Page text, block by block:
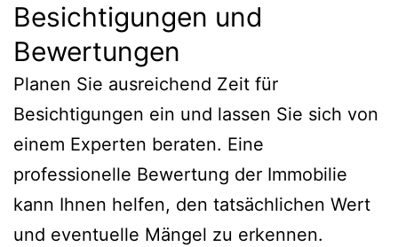
Besichtigungen und
Bewertungen
Planen Sie ausreichend Zeit für
Besichtigungen ein und lassen Sie sich von
einem Experten beraten. Eine
professionelle Bewertung der Immobilie
kann Ihnen helfen, den tatsächlichen Wert
und eventuelle Mängel zu erkennen.